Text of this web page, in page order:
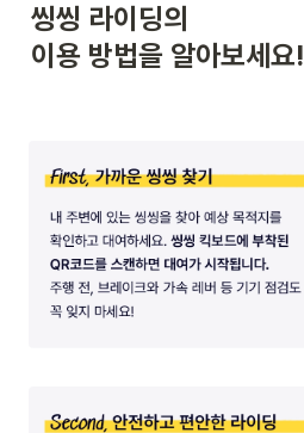
씽씽 라이딩의
이용 방법을 알아보세요!